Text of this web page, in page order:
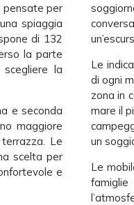
pensate per
spiaggia
di 132
la parte
la
e seconda
maggiore
Le
scelta per
e
Le
di ogni
zona in
mare il
un
Le